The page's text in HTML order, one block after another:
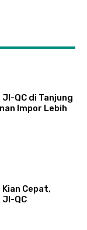
QC di Tanjung
Impor Lebih
Cepat,
JI-QC